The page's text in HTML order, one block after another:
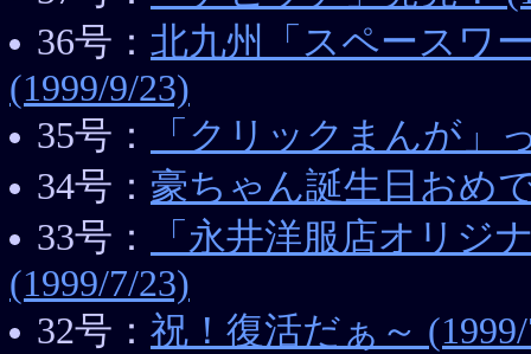
36号： 北九州「スペースワ
(1999/9/23)
35号：
「クリックまんが」
34号： 豪ちゃん誕生日おめ
33号：
「永井洋服店オリジ
(1999/7/23)
32号： 祝！復活だぁ～